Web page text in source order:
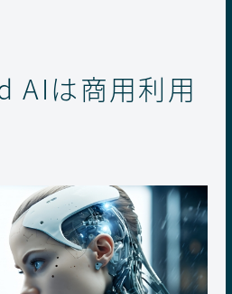
AIは商用利用